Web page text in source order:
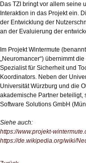
Das TZI bringt vor allem seine
Interaktion in das Projekt ein.
der Entwicklung der
an der Evaluierung der
Im Projekt Wintermute
„Neuromancer“) übernimmt
Spezialist für Sicherheit und
Koordinators. Neben der
Universität Würzburg und die
akademische Partner beteiligt,
Software Solutions GmbH
Siehe auch:
https://www.projekt-
https://de.wikipedia.org/wiki/